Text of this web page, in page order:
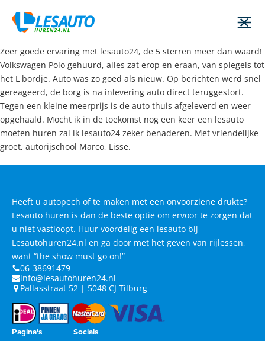
Zeer goede ervaring met lesauto24, de 5 sterren meer dan waard!
Volkswagen Polo gehuurd, alles zat erop en eraan, van spiegels tot
het L bordje. Auto was zo goed als nieuw. Op berichten werd snel
gereageerd, de borg is na inlevering auto direct teruggestort.
Tegen een kleine meerprijs is de auto thuis afgeleverd en weer
opgehaald. Mocht ik in de toekomst nog een keer een lesauto
moeten huren zal ik lesauto24 zeker benaderen. Met vriendelijke
groet, autorijschool Marco, Lisse.
Heeft u autopech of te maken met een onvoorziene drukte?
Lesauto huren is dan de beste optie om ervoor te zorgen dat
u niet vastloopt. Huur voordelig een lesauto bij
Lesautohuren24.nl en ga door met het geven van rijlessen,
want “the show must go on!”
06-38691479
info@lesautohuren24.nl
Pallasstraat 52 | 5048 CJ Tilburg
Pagina's Socials